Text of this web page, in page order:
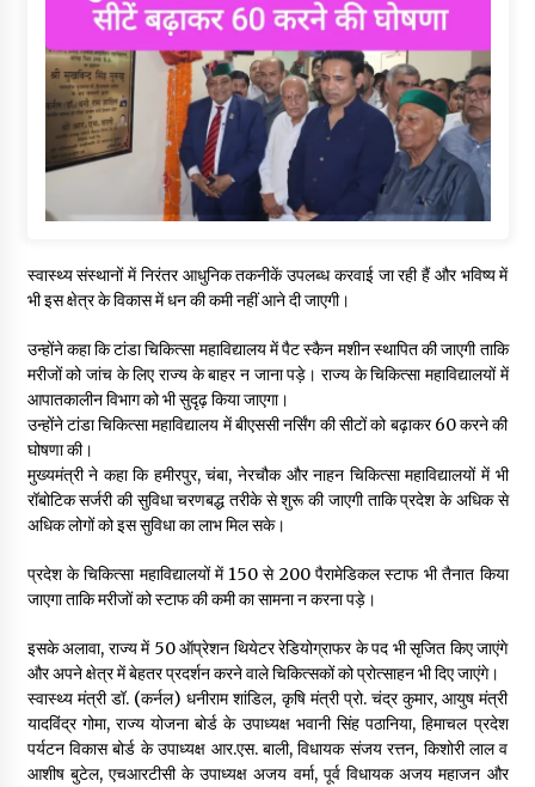
स्वास्थ्य संस्थानों में निरंतर आधुनिक तकनीकें उपलब्ध करवाई जा रही हैं और भविष्य में
भी इस क्षेत्र के विकास में धन की कमी नहीं आने दी जाएगी।
उन्होंने कहा कि टांडा चिकित्सा महाविद्यालय में पैट स्कैन मशीन स्थापित की जाएगी ताकि
मरीजों को जांच के लिए राज्य के बाहर न जाना पड़े। राज्य के चिकित्सा महाविद्यालयों में
आपातकालीन विभाग को भी सुदृढ़ किया जाएगा।
उन्होंने टांडा चिकित्सा महाविद्यालय में बीएससी नर्सिंग की सीटों को बढ़ाकर 60 करने की
घोषणा की।
मुख्यमंत्री ने कहा कि हमीरपुर, चंबा, नेरचौक और नाहन चिकित्सा महाविद्यालयों में भी
रॉबोटिक सर्जरी की सुविधा चरणबद्ध तरीके से शुरू की जाएगी ताकि प्रदेश के अधिक से
अधिक लोगों को इस सुविधा का लाभ मिल सके।
प्रदेश के चिकित्सा महाविद्यालयों में 150 से 200 पैरामेडिकल स्टाफ भी तैनात किया
जाएगा ताकि मरीजों को स्टाफ की कमी का सामना न करना पड़े।
इसके अलावा, राज्य में 50 ऑप्रेशन थियेटर रेडियोग्राफर के पद भी सृजित किए जाएंगे
और अपने क्षेत्र में बेहतर प्रदर्शन करने वाले चिकित्सकों को प्रोत्साहन भी दिए जाएंगे।
स्वास्थ्य मंत्री डॉ. (कर्नल) धनीराम शांडिल, कृषि मंत्री प्रो. चंद्र कुमार, आयुष मंत्री
यादविंद्र गोमा, राज्य योजना बोर्ड के उपाध्यक्ष भवानी सिंह पठानिया, हिमाचल प्रदेश
पर्यटन विकास बोर्ड के उपाध्यक्ष आर.एस. बाली, विधायक संजय रत्तन, किशोरी लाल व
आशीष बुटेल, एचआरटीसी के उपाध्यक्ष अजय वर्मा, पूर्व विधायक अजय महाजन और